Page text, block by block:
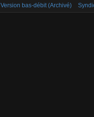
Version bas-débit (Archivé)